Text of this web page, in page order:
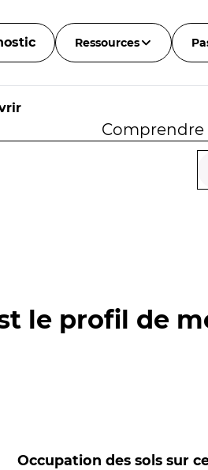
Ressources
Comprendre
le profil de
Occupation des sols sur